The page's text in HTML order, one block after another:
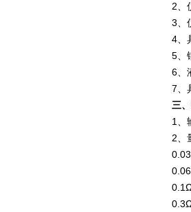
2、
3、
4、
5、
6、
7、
三
1、
2、